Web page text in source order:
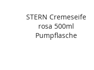
STERN Cremeseife
rosa 500ml
Pumpflasche